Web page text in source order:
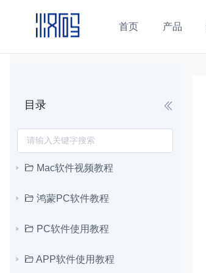
首页 产品
目录
Mac软件视频教程
鸿蒙PC软件教程
PC软件使用教程
APP软件使用教程